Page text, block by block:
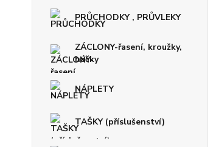
PRŮCHODKY , PRŮVLEKY
ZÁCLONY-řasení, kroužky,
háčky
NÁPLETY
TAŠKY (příslušenství)